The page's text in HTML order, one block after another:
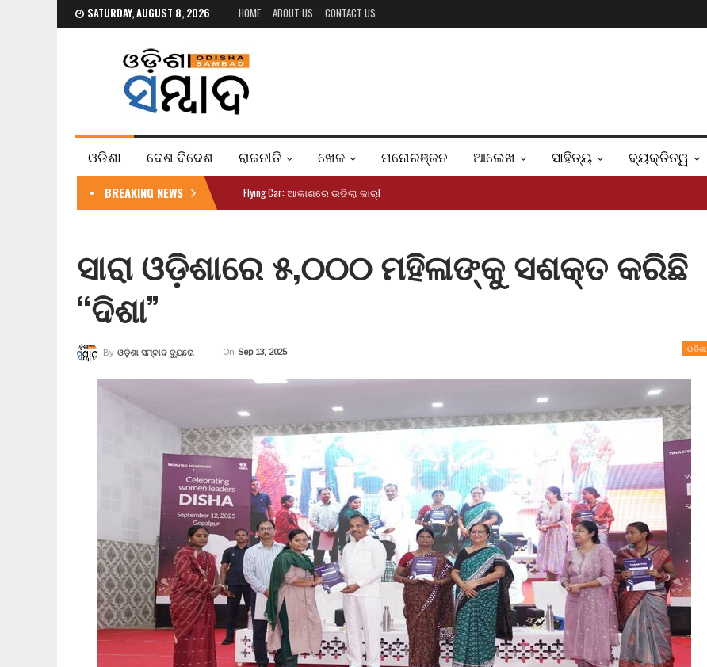
SATURDAY, AUGUST 8, 2026 HOME ABOUT US CONTACT US
ଓଡିଶା ଦେଶ ବିଦେଶ ରାଜନୀତି ଖେଳ ମନୋରଞ୍ଜନ ଆଲେଖ ସାହିତ୍ୟ ବ୍ୟକ୍ତିତ୍ୱ
BREAKING NEWS Flying Car: ଆକାଶରେ ଉଡିଲା କାର୍!
ସାରା ଓଡ଼ିଶାରେ ୫,୦୦୦ ମହିଳାଙ୍କୁ ସଶକ୍ତ କରିଛି
“ଦିଶା”
ଓଡିଶା
By ଓଡ଼ିଶା ସମ୍ବାଦ ବ୍ୟୁରୋ On Sep 13, 2025